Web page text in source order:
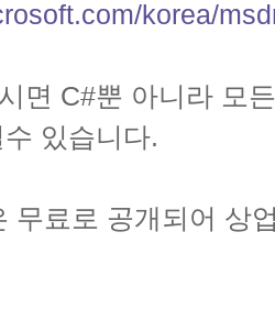
korea/
면 C#뿐 아니라 모
있습니다.
무료로 공개되어 상